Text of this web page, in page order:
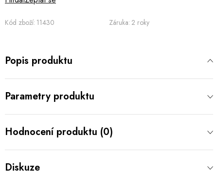
Kód zboží: 11430 Záruka: 2 roky
Popis produktu
Parametry produktu
Hodnocení produktu (0)
Diskuze